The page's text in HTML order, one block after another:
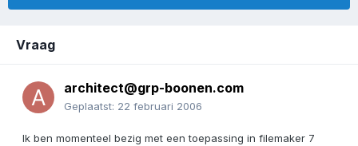
Vraag
architect@grp-boonen.com
Geplaatst: 22 februari 2006
Ik ben momenteel bezig met een toepassing in filemaker 7